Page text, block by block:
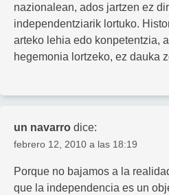
nazionalean, ados jartzen ez
independentziarik lortuko.
arteko lehia edo konpetentzia,
hegemonia lortzeko, ez dauka
un navarro dice:
febrero 12, 2010 a las 18:19
Porque no bajamos a la
que la independencia es un